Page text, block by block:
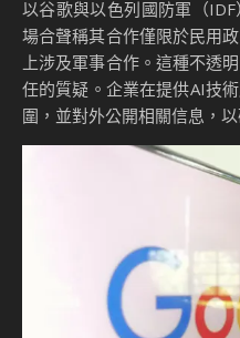
以谷歌與以色列國防軍（
場合聲稱其合作僅限於民用
上涉及軍事合作。這種不透
任的質疑。企業在提供AI技
圍，並對外公開相關信息，